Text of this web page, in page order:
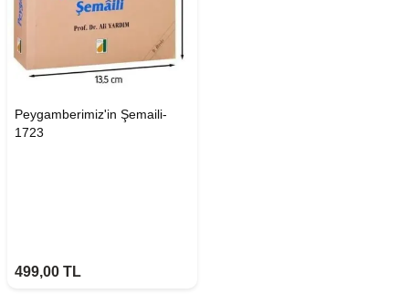
Peygamberimiz'in Şemaili-
1723
499,00 TL